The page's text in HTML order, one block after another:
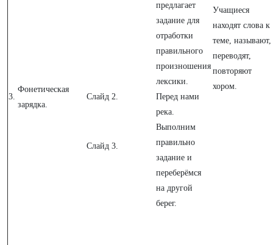
3.
Фонетическая
зарядка.
Слайд 2.
Слайд 3.
предлагает
задание для
отработки
правильного
произношения
лексики.
Перед нами
река.
Выполним
правильно
задание и
переберёмся
на другой
берег.
Учащиеся
находят слова к
теме, называют,
переводят,
повторяют
хором.